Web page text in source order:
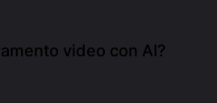
video con AI?